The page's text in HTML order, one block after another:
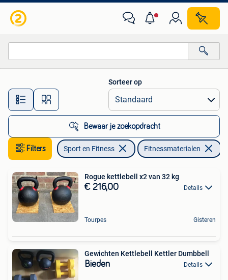
Alle afstanden…
Sorteer op
Bewaar je zoekopdracht
Filters Sport en Fitness Fitnessmaterialen
Rogue kettlebell x2 van 32 kg
€ 216,00 Details
Tourpes Gisteren
Gewichten Kettlebell Kettler Dumbbell
Bieden Details